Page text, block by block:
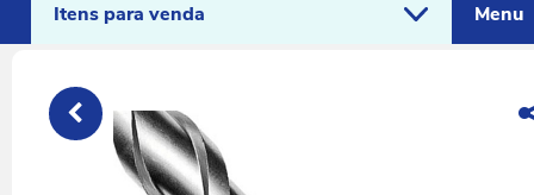
Itens para venda Menu